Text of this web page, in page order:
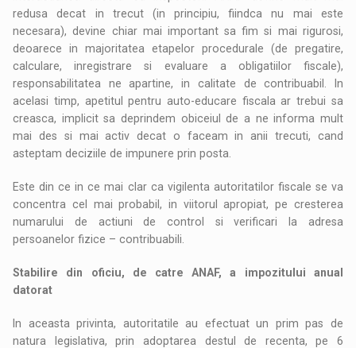
redusa decat in trecut (in principiu, fiindca nu mai este
necesara), devine chiar mai important sa fim si mai rigurosi,
deoarece in majoritatea etapelor procedurale (de pregatire,
calculare, inregistrare si evaluare a obligatiilor fiscale),
responsabilitatea ne apartine, in calitate de contribuabil. In
acelasi timp, apetitul pentru auto-educare fiscala ar trebui sa
creasca, implicit sa deprindem obiceiul de a ne informa mult
mai des si mai activ decat o faceam in anii trecuti, cand
asteptam deciziile de impunere prin posta.
Este din ce in ce mai clar ca vigilenta autoritatilor fiscale se va
concentra cel mai probabil, in viitorul apropiat, pe cresterea
numarului de actiuni de control si verificari la adresa
persoanelor fizice – contribuabili.
Stabilire din oficiu, de catre ANAF, a impozitului anual
datorat
In aceasta privinta, autoritatile au efectuat un prim pas de
natura legislativa, prin adoptarea destul de recenta, pe 6